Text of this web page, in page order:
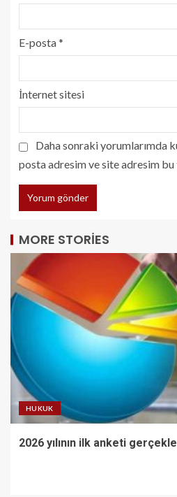
E-posta*
İnternet sitesi
Daha sonraki yorumlarımda
posta adresim ve site adresim bu
MORE STORIES
HUKUK
2026 yılının ilk anketi